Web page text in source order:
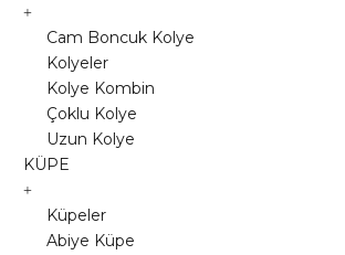
Cam Boncuk Kolye
Kolyeler
Kolye Kombin
Çoklu Kolye
Uzun Kolye
KÜPE
Küpeler
Abiye Küpe